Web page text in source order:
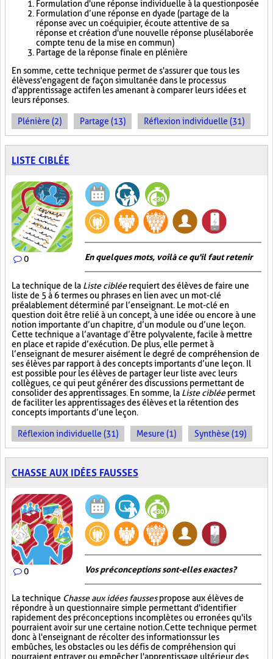
Formulation d'une réponse individuelle à la question posée
Formulation d’une réponse en dyade (partage de la
réponse avec un coéquipier, écoute attentive de sa
réponse et création d'une nouvelle réponse plus élaborée
compte tenu de la mise en commun)
Partage de la réponse finale en plénière
En somme, cette technique permet de s'assurer que tous les
élèves s'engagent de façon simultanée dans le processus
d'apprentissage actif en les amenant à comparer leurs idées et
leurs réponses.
Plénière (2) Partage (13) Réflexion individuelle (31)
LISTE CIBLÉE
0 En quelques mots, voilà ce qu'il faut retenir
La technique de la Liste cibléerequiert des élèves de faire une
liste de 5 à 6 termes ou phrases en lien avec un mot-clé
préalablement déterminé par l’enseignant. Le mot-clé en
question doit être relié à un concept, à une idée ou encore à une
notion importante d’un chapitre, d’un module ou d’une leçon.
Cette technique a l’avantage d’être polyvalente, facile à mettre
en place et rapide d’exécution. De plus, elle permet à
l’enseignant de mesurer aisément le degré de compréhension de
ses élèves par rapport à des concepts importants d’une leçon. Il
est possible pour les élèves de partager leur liste avec leurs
collègues, ce qui peut générer des discussions permettant de
consolider des apprentissages. En somme, la Liste cibléepermet
de faciliter les apprentissages des élèves et la rétention des
concepts importants d’une leçon.
Réflexion individuelle (31) Mesure (1) Synthèse (19)
CHASSE AUX IDÉES FAUSSES
0 Vos préconceptions sont-elles exactes ?
La technique Chasse aux idées faussespropose aux élèves de
répondre à un questionnaire simple permettant d'identifier
rapidement des préconceptions incomplètes ou erronées qu'ils
pourraient avoir sur une certaine notion. Cette technique permet
donc à l'enseignant de récolter des informations sur les
embûches, les obstacles ou les défis de compréhension qui
pourraient entraver ou empêcher l'apprentissage ultérieur des